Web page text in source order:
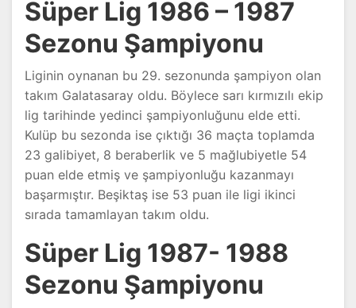
Süper Lig 1986 – 1987
Sezonu Şampiyonu
Liginin oynanan bu 29. sezonunda şampiyon olan
takım Galatasaray oldu. Böylece sarı kırmızılı ekip
lig tarihinde yedinci şampiyonluğunu elde etti.
Kulüp bu sezonda ise çıktığı 36 maçta toplamda
23 galibiyet, 8 beraberlik ve 5 mağlubiyetle 54
puan elde etmiş ve şampiyonluğu kazanmayı
başarmıştır. Beşiktaş ise 53 puan ile ligi ikinci
sırada tamamlayan takım oldu.
Süper Lig 1987- 1988
Sezonu Şampiyonu